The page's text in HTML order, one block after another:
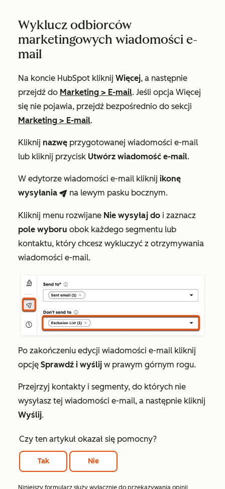
Wyklucz odbiorców
marketingowych wiadomości e-
mail
Na koncie HubSpot kliknij Więcej, a następnie
przejdź do Marketing > E-mail. Jeśli opcja Więcej
się nie pojawia, przejdź bezpośrednio do sekcji
Marketing > E-mail.
Kliknij nazwę przygotowanej wiadomości e-mail
lub kliknij przycisk Utwórz wiadomość e-mail.
W edytorze wiadomości e-mail kliknij ikonę
wysyłania breezeSend na lewym pasku bocznym.
Kliknij menu rozwijane Nie wysyłaj do i zaznacz
pole wyboru obok każdego segmentu lub
kontaktu, który chcesz wykluczyć z otrzymywania
wiadomości e-mail.
Po zakończeniu edycji wiadomości e-mail kliknij
opcję Sprawdź i wyślij w prawym górnym rogu.
Przejrzyj kontakty i segmenty, do których nie
wysyłasz tej wiadomości e-mail, a następnie kliknij
Wyślij.
Czy ten artykuł okazał się pomocny?
Tak Nie
Niniejszy formularz służy wyłącznie do przekazywania opinii